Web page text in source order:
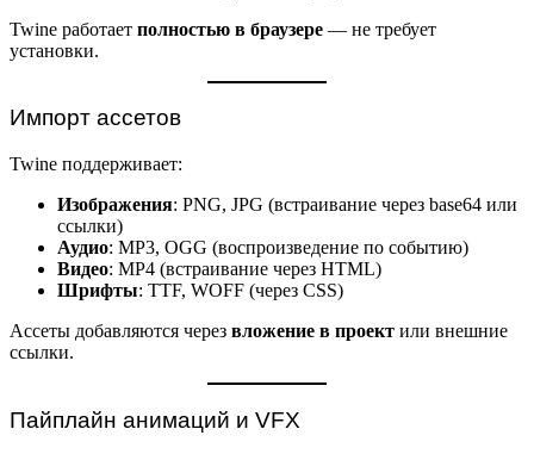
Twine работает полностью в браузере — не требует
установки.
Импорт ассетов
Twine поддерживает:
Изображения: PNG, JPG (встраивание через base64 или
ссылки)
Аудио: MP3, OGG (воспроизведение по событию)
Видео: MP4 (встраивание через HTML)
Шрифты: TTF, WOFF (через CSS)
Ассеты добавляются через вложение в проект или внешние
ссылки.
Пайплайн анимаций и VFX